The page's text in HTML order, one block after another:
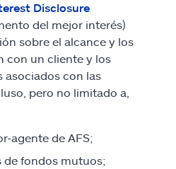
Disclosure
del mejor interés)
sobre el alcance y los
con un cliente y los
asociados con las
pero no limitado a,
agente de AFS;
de fondos mutuos;